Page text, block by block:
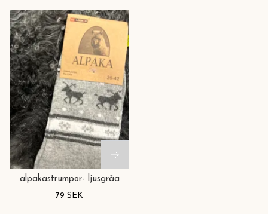
alpakastrumpor- ljusgråa
79 SEK